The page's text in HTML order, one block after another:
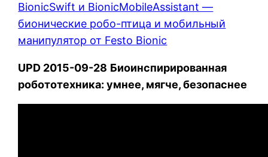
BionicSwift и BionicMobileAssistant —
бионические робо-птица и мобильный
манипулятор от Festo Bionic
UPD 2015-09-28 Биоинспирированная
робототехника: умнее, мягче, безопаснее